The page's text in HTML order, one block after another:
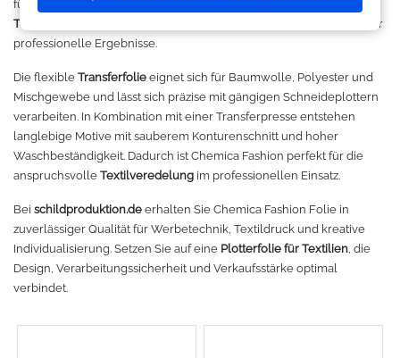
Laserbearbeitung
Direct-to-Film Drucker
Solventdrucker
Stickmaschinen
3D-Drucker
Oracal 631
Oracal 751
Oracal 951
Oracal 970 Matt
Oracal 970RA
Oracal 975
Graphtec
ANA-GRAPH
Foison
Mimaki
Mutoh
Summagraphic
Sweatshirt
T-Shirts
Jacken
Taschen
Tüten
Ausrüstung und Kleidung
Makerspace - FabLab
Gut loslegen mit dem Startpacket
Angebote
für Mode, Promotion, Vereinskleidung oder
Textilfolie
verleiht jedem Projekt eine besondere Optik und sorgt für
professionelle Ergebnisse.
Die flexible Transferfolie eignet sich für Baumwolle, Polyester und
Mischgewebe und lässt sich präzise mit gängigen Schneideplottern
verarbeiten. In Kombination mit einer Transferpresse entstehen
langlebige Motive mit sauberem Konturenschnitt und hoher
Waschbeständigkeit. Dadurch ist Chemica Fashion perfekt für die
anspruchsvolle Textilveredelung im professionellen Einsatz.
Bei schildproduktion.de erhalten Sie Chemica Fashion Folie in
zuverlässiger Qualität für Werbetechnik, Textildruck und kreative
Individualisierung. Setzen Sie auf eine Plotterfolie für Textilien, die
Design, Verarbeitungssicherheit und Verkaufsstärke optimal
verbindet.